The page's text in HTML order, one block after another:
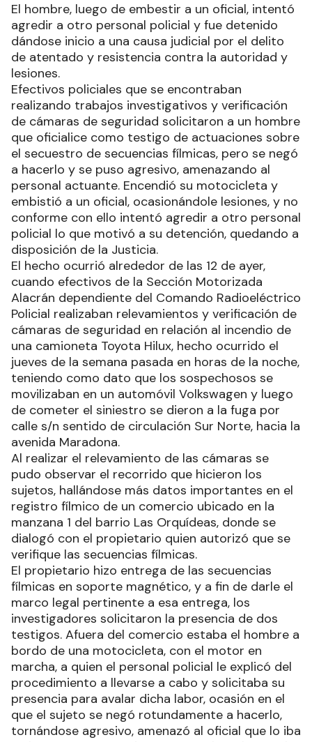
El hombre, luego de embestir a un oficial, intentó
agredir a otro personal policial y fue detenido
dándose inicio a una causa judicial por el delito
de atentado y resistencia contra la autoridad y
lesiones.
Efectivos policiales que se encontraban
realizando trabajos investigativos y verificación
de cámaras de seguridad solicitaron a un hombre
que oficialice como testigo de actuaciones sobre
el secuestro de secuencias fílmicas, pero se negó
a hacerlo y se puso agresivo, amenazando al
personal actuante. Encendió su motocicleta y
embistió a un oficial, ocasionándole lesiones, y no
conforme con ello intentó agredir a otro personal
policial lo que motivó a su detención, quedando a
disposición de la Justicia.
El hecho ocurrió alrededor de las 12 de ayer,
cuando efectivos de la Sección Motorizada
Alacrán dependiente del Comando Radioeléctrico
Policial realizaban relevamientos y verificación de
cámaras de seguridad en relación al incendio de
una camioneta Toyota Hilux, hecho ocurrido el
jueves de la semana pasada en horas de la noche,
teniendo como dato que los sospechosos se
movilizaban en un automóvil Volkswagen y luego
de cometer el siniestro se dieron a la fuga por
calle s/n sentido de circulación Sur Norte, hacia la
avenida Maradona.
Al realizar el relevamiento de las cámaras se
pudo observar el recorrido que hicieron los
sujetos, hallándose más datos importantes en el
registro fílmico de un comercio ubicado en la
manzana 1 del barrio Las Orquídeas, donde se
dialogó con el propietario quien autorizó que se
verifique las secuencias fílmicas.
El propietario hizo entrega de las secuencias
fílmicas en soporte magnético, y a fin de darle el
marco legal pertinente a esa entrega, los
investigadores solicitaron la presencia de dos
testigos. Afuera del comercio estaba el hombre a
bordo de una motocicleta, con el motor en
marcha, a quien el personal policial le explicó del
procedimiento a llevarse a cabo y solicitaba su
presencia para avalar dicha labor, ocasión en el
que el sujeto se negó rotundamente a hacerlo,
tornándose agresivo, amenazó al oficial que lo iba